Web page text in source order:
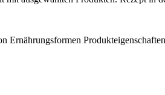
Ernährungsformen Produkteigenschaften